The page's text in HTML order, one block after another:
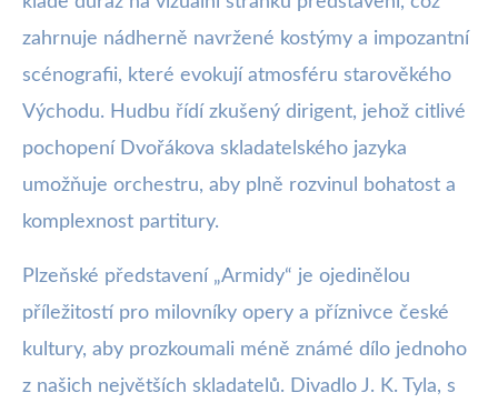
zahrnuje nádherně navržené kostýmy a impozantní
scénografii, které evokují atmosféru starověkého
Východu. Hudbu řídí zkušený dirigent, jehož citlivé
pochopení Dvořákova skladatelského jazyka
umožňuje orchestru, aby plně rozvinul bohatost a
komplexnost partitury.
Plzeňské představení „Armidy“ je ojedinělou
příležitostí pro milovníky opery a příznivce české
kultury, aby prozkoumali méně známé dílo jednoho
z našich největších skladatelů. Divadlo J. K. Tyla, s